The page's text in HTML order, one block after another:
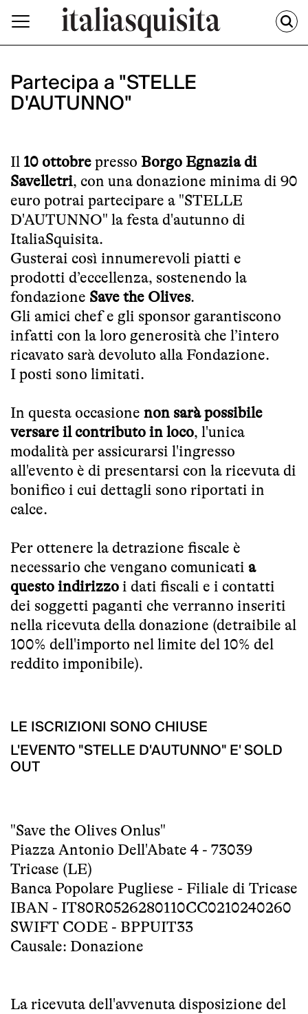
Partecipa a "STELLE
D'AUTUNNO"
Il 10 ottobre presso Borgo Egnazia di
Savelletri, con una donazione minima di 90
euro potrai partecipare a "STELLE
D'AUTUNNO" la festa d'autunno di
ItaliaSquisita.
Gusterai così innumerevoli piatti e
prodotti d’eccellenza, sostenendo la
fondazione Save the Olives.
Gli amici chef e gli sponsor garantiscono
infatti con la loro generosità che l’intero
ricavato sarà devoluto alla Fondazione.
I posti sono limitati.
In questa occasione non sarà possibile
versare il contributo in loco, l'unica
modalità per assicurarsi l'ingresso
all'evento è di presentarsi con la ricevuta di
bonifico i cui dettagli sono riportati in
calce.
Per ottenere la detrazione fiscale è
necessario che vengano comunicati a
questo indirizzo i dati fiscali e i contatti
dei soggetti paganti che verranno inseriti
nella ricevuta della donazione (detraibile al
100% dell'importo nel limite del 10% del
reddito imponibile).
LE ISCRIZIONI SONO CHIUSE
L'EVENTO "STELLE D'AUTUNNO" E' SOLD
OUT
"Save the Olives Onlus"
Piazza Antonio Dell'Abate 4 - 73039
Tricase (LE)
Banca Popolare Pugliese - Filiale di Tricase
IBAN - IT80R0526280110CC0210240260
SWIFT CODE - BPPUIT33
Causale: Donazione
La ricevuta dell'avvenuta disposizione del